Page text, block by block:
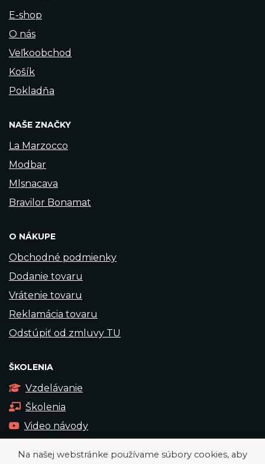
E-shop
O nás
Veľkoobchod
Košík
Pokladňa
NAŠE ZNAČKY
La Marzocco
Modbar
Mlsnacava
Bravilor Bonamat
O NÁKUPE
Obchodné podmienky
Dodanie tovaru
Vrátenie tovaru
Reklamácia tovaru
Odstúpiť od zmluvy TU
ŠKOLENIA
Vzdelávanie
Školenia
Video návody
Na našej webstránke používame súbory cookies, aby